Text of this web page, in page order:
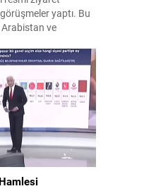
yaptı. Bu
ve
en somut
Mekke Ortak
ortak
barış, istikrar...